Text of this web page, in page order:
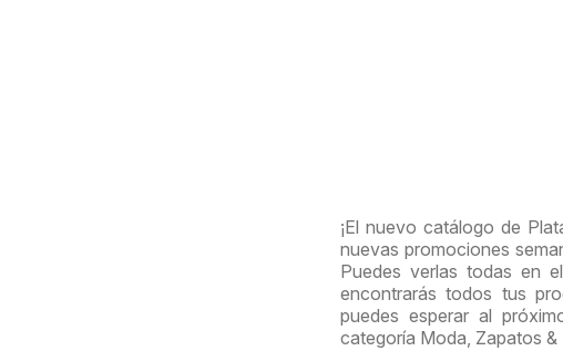
¡El nuevo catálogo de
nuevas promociones
Puedes verlas todas en
encontrarás todos tus
puedes esperar al
categoría Moda, Zapatos &